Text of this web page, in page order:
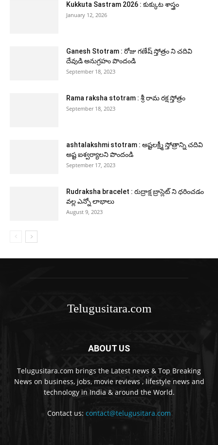
Kukkuta Sastram 2026 : కుక్కుట శాస్త్రం
January 12, 2026
Ganesh Stotram : రోజు గణేష్ స్తోత్రం ని చదివి
దేవుడి అనుగ్రహం పొందండి
September 18, 2023
Rama raksha stotram : శ్రీ రామ రక్ష స్తోత్రం
September 18, 2023
ashtalakshmi stotram : అష్టలక్ష్మీ స్తోత్రాన్ని చదివి
అష్ట ఐశ్వర్యాలని పొందండి
September 17, 2023
Rudraksha bracelet : రుద్రాక్ష బ్రాస్లెట్ ని ధరించడం
వల్ల ఎన్నో లాభాలు
August 9, 2023
Telugusitara.com
ABOUT US
Telugusitara.com brings the Latest news & Top Breaking
News on business, jobs, movie reviews , lifestyle news and
technology in India & around the World.
Contact us: contact@telugusitara.com